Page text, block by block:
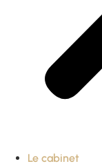
Le cabinet